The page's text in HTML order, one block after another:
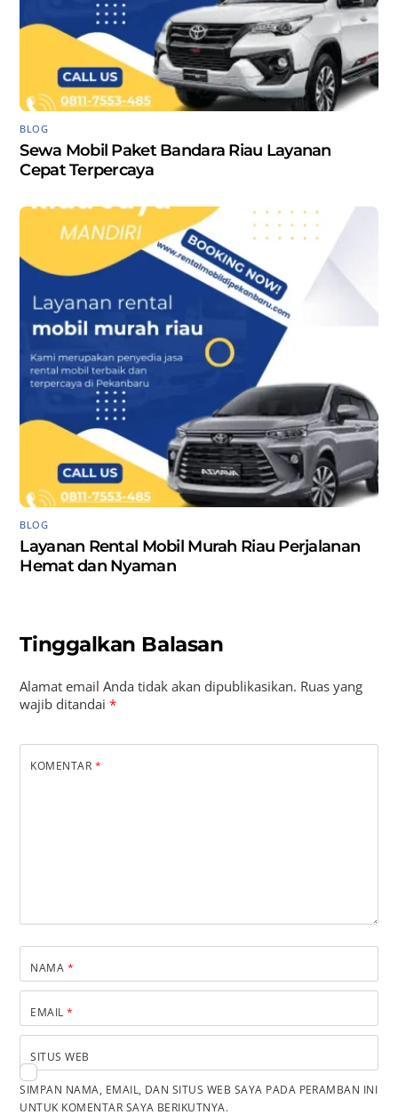
BLOG
Sewa Mobil Paket Bandara Riau Layanan
Cepat Terpercaya
BLOG
Layanan Rental Mobil Murah Riau Perjalanan
Hemat dan Nyaman
Tinggalkan Balasan
Alamat email Anda tidak akan dipublikasikan. Ruas yang
wajib ditandai*
KOMENTAR *
NAMA *
EMAIL*
SITUS WEB
SIMPAN NAMA, EMAIL, DAN SITUS WEB SAYA PADA PERAMBAN INI
UNTUK KOMENTAR SAYA BERIKUTNYA.